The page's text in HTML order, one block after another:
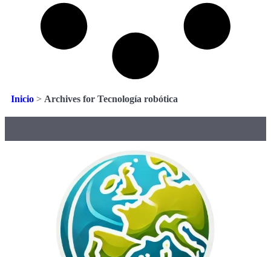
Inicio > Archives for Tecnología robótica